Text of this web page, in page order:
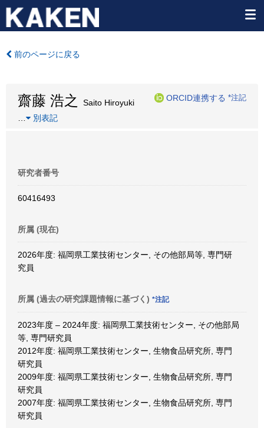
前のページに戻る
齋藤 浩之 Saito Hiroyuki
ORCID連携する *注記
別表記
研究者番号
60416493
所属 (現在)
2026年度: 福岡県工業技術センター, その他部局等, 専門研
究員
所属 (過去の研究課題情報に基づく) *注記
2023年度 – 2024年度: 福岡県工業技術センター, その他部局
等, 専門研究員
2012年度: 福岡県工業技術センター, 生物食品研究所, 専門
研究員
2009年度: 福岡県工業技術センター, 生物食品研究所, 専門
研究員
2007年度: 福岡県工業技術センター, 生物食品研究所, 専門
研究員